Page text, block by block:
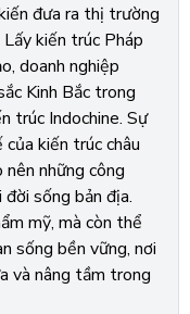
đưa ra thị trường
kiến trúc Pháp
doanh nghiệp
Kinh Bắc trong
trúc Indochine. Sự
kiến trúc châu
những công
sống bản địa.
mỹ, mà còn thể
sống bền vững, nơi
và nâng tầm trong